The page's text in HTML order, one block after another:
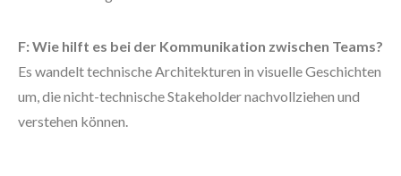
F: Wie hilft es bei der Kommunikation zwischen Teams?
Es wandelt technische Architekturen in visuelle Geschichten
um, die nicht-technische Stakeholder nachvollziehen und
verstehen können.